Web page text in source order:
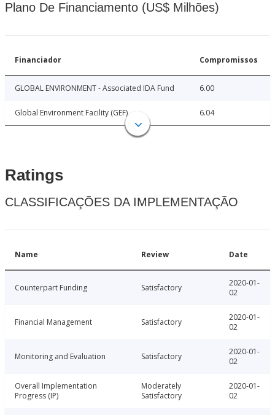
Plano De Financiamento (US$ Milhões)
Financiador Compromissos
GLOBAL ENVIRONMENT - Associated IDA Fund 6.00
Global Environment Facility (GEF) 6.04
Ratings
CLASSIFICAÇÕES DA IMPLEMENTAÇÃO
Name Review Date
Counterpart Funding Satisfactory
2020-01-
02
Financial Management Satisfactory
2020-01-
02
Monitoring and Evaluation Satisfactory
2020-01-
02
Overall Implementation
Progress (IP)
Moderately
Satisfactory
2020-01-
02